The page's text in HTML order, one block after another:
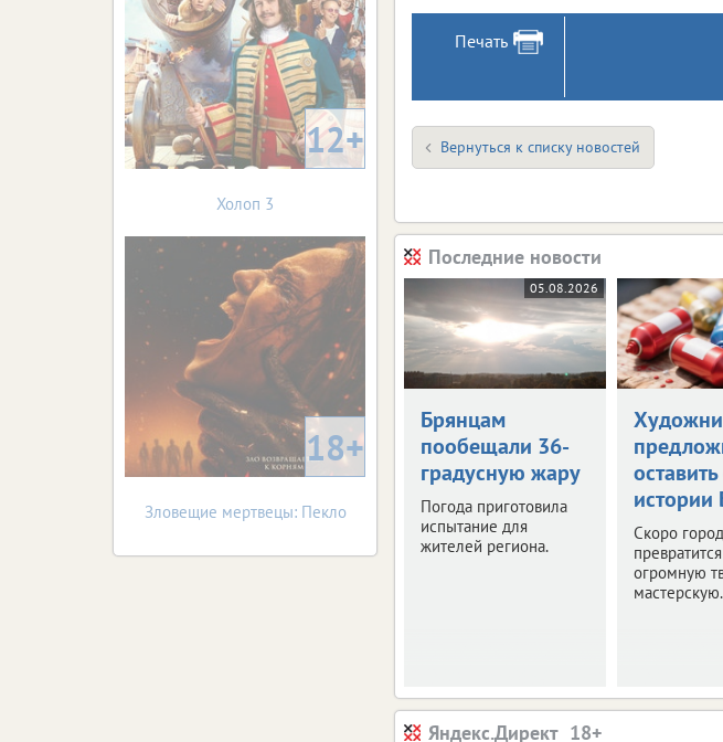
Печать
Вернуться к списку новостей
Последние новости
05.08.2026
Брянцам
пообещали 36-
градусную жару
Погода приготовила
испытание для
жителей региона.
истории
Скоро город
огромную
мастерскую.
Яндекс.Директ
12+
Холоп 3
18+
Зловещие мертвецы: Пекло